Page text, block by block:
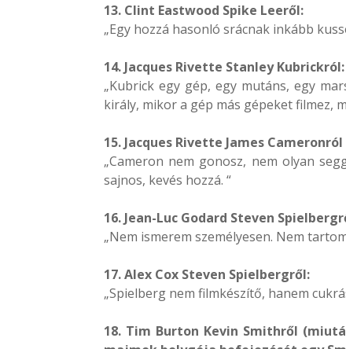
13. Clint Eastwood Spike Leeről:
„Egy hozzá hasonló srácnak inkább
14. Jacques Rivette Stanley Kubrickról:
„Kubrick egy gép, egy mutáns, egy
király, mikor a gép más gépeket filmez,
15. Jacques Rivette James
„Cameron nem gonosz, nem olyan
sajnos, kevés hozzá. “
16. Jean-Luc Godard Steven
„Nem ismerem személyesen. Nem
17. Alex Cox Steven Spielbergről:
„Spielberg nem filmkészítő, hanem
18. Tim Burton Kevin Smithről